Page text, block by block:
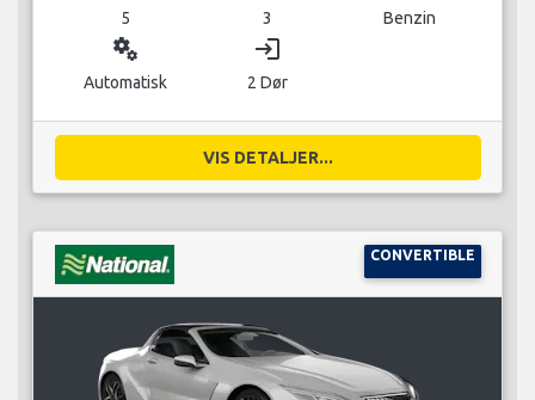
5 3 Benzin
miscellaneous_services
Automatisk
login
2 Dør
VIS DETALJER...
CONVERTIBLE